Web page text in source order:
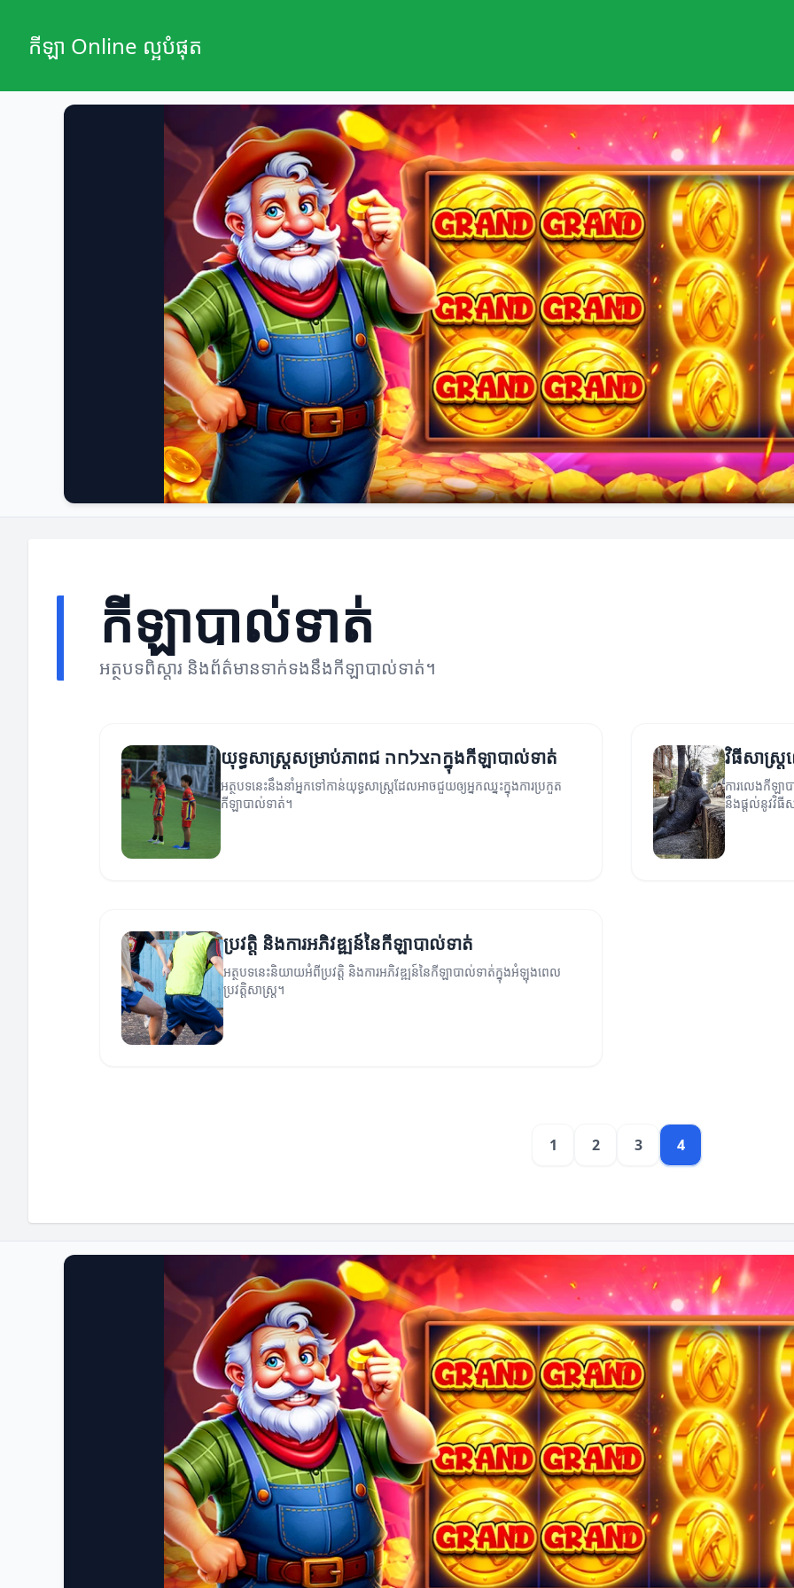
កីឡា Online ល្អបំផុត
កីឡាបាល់ទាត់
អត្ថបទពិស្តារ និងព័ត៌មានទាក់ទងនឹងកីឡាបាល់ទាត់។
យុទ្ធសាស្ត្រសម្រាប់ភាពជ הצלחהក្នុងកីឡាបាល់ទាត់
អត្ថបទនេះនឹងនាំអ្នកទៅកាន់យុទ្ធសាស្ត្រដែលអាចជួយឲ្យអ្នកឈ្នះក្នុងការប្រកួត
កីឡាបាល់ទាត់។
វិធីសាស្រ្
ការលេងកីឡាប
នឹងផ្តល់នូវវិធី
ប្រវត្តិ និងការអភិវឌ្ឍន៍នៃកីឡាបាល់ទាត់
អត្ថបទនេះនិយាយអំពីប្រវត្តិ និងការអភិវឌ្ឍន៍នៃកីឡាបាល់ទាត់ក្នុងអំឡុងពេល
ប្រវត្តិសាស្ត្រ។
1 2 3 4